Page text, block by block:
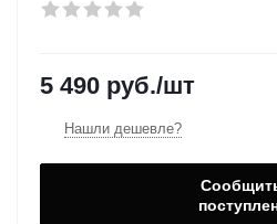
5 490 руб./шт
Нашли дешевле?